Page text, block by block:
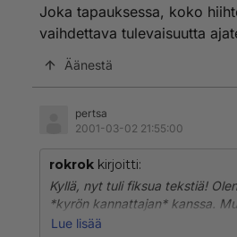
Joka tapauksessa, koko
vaihdettava tulevaisuutta
Äänestä
pertsa
2001-03-02 21:55:00
rokrok kirjoitti:
Kyllä, nyt tuli fiksua tekstiä!
*kyrön kannattajan* kanssa.
suunnattomasti se Klinga ja
Lue lisää